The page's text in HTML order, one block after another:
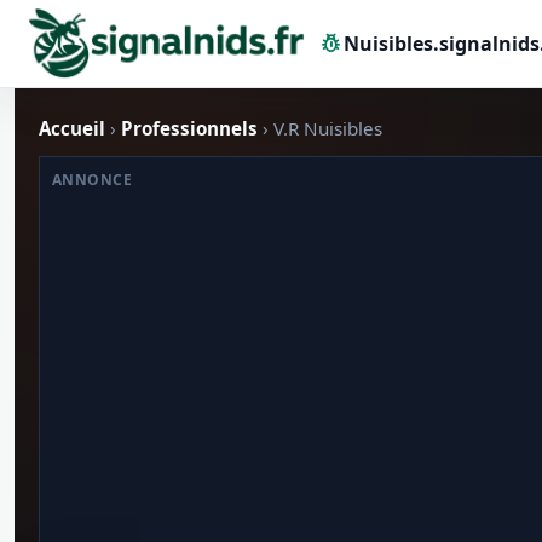
pest_control
Accueil › Professionnels › V.R Nuisibles
ANNONCE